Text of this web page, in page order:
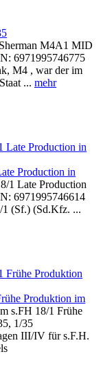
Sherman M4A1 MID
6971995746775
M4 , war der im
... mehr
Production in
1 Late Production
6971995746614
(Sf.) (Sd.Kfz. ...
Produktion im
s.FH 18/1 Frühe
1/35
III/IV für s.F.H.